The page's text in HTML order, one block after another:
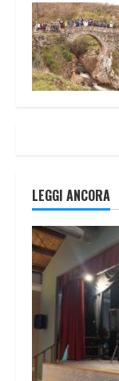
LEGGI ANCORA